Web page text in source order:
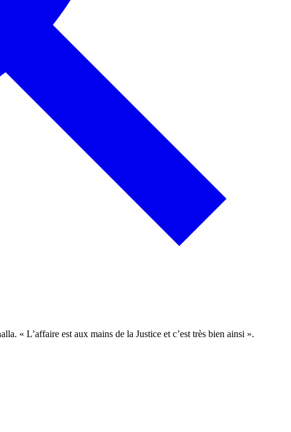
« L’affaire est aux mains de la Justice et c’est très bien ainsi ».